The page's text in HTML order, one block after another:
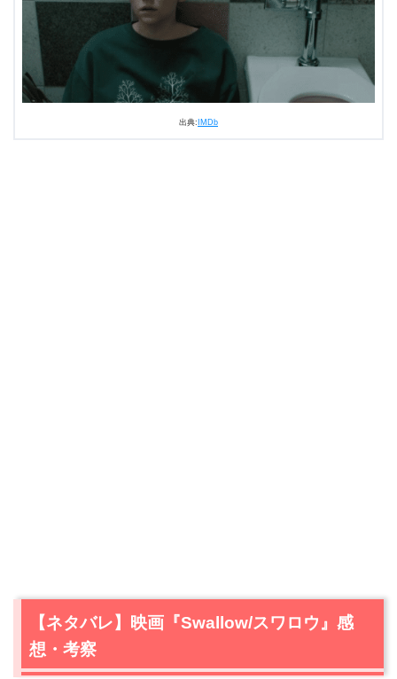
出典: IMDb
【ネタバレ】映画『Swallow/スワロウ』感
想・考察